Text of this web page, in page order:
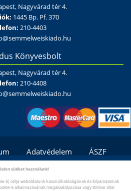
sütiket használunk!
k) célja weboldalunk használhatóságának és folyamatainak
k alkalmazásának megakadályozása vagy törlése által
Nagyvárad tér 4.
1445 Bp. Pf. 370
210-4403
Könyvesbolt
Nagyvárad tér 4.
210-4408
Adatvédelem
ÁSZF
módok
Gyík/Súgó